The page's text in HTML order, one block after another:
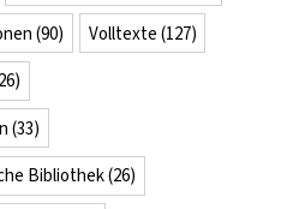
(90) Volltexte (127)
(33)
Bibliothek(26)